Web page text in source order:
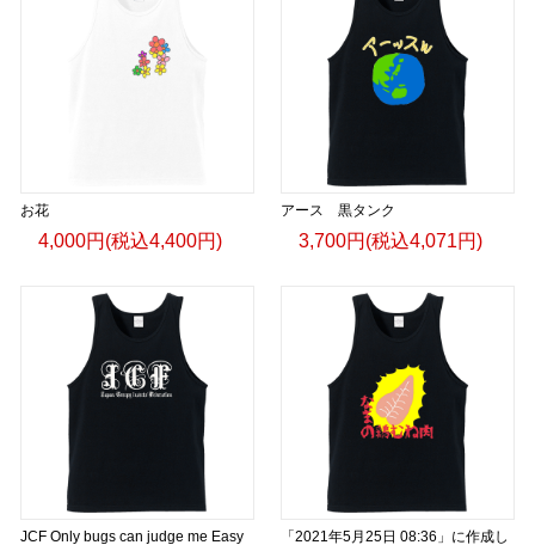
お花
4,000円(税込4,400円)
アース 黒タンク
3,700円(税込4,071円)
JCF Only bugs can judge me Easy
「2021年5月25日 08:36」に作成し